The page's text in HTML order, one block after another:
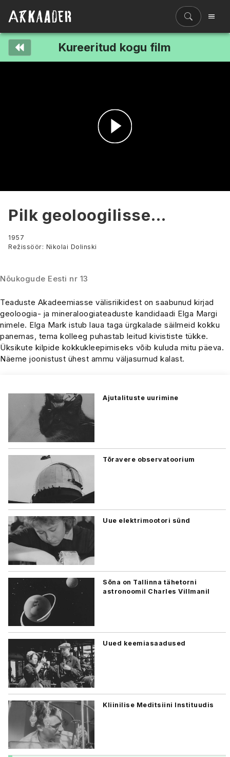
Kureeritud kogu film
Esita
Pilk geoloogilisse
minevikku
1957
Režissöör: Nikolai Dolinski
Nõukogude Eesti nr 13
Teaduste Akadeemiasse välisriikidest on saabunud kirjad
geoloogia- ja mineraloogiateaduste kandidaadi Elga Margi
nimele. Elga Mark istub laua taga ürgkalade säilmeid kokku
panemas, tema kolleeg puhastab leitud kivististe tükke.
Üksikute kilpide kokkukleepimiseks võib kuluda mitu päeva.
Näeme joonistust ühest ammu väljasurnud kalast.
Ajutalituste uurimine
Tõravere observatoorium
Uue elektrimootori sünd
Sõna on Tallinna tähetorni
astronoomil Charles Villmanil
Uued keemiasaadused
Kliinilise Meditsiini Instituudis
Filmiriiul
Kureeritud kogud
Hinnad
ENG